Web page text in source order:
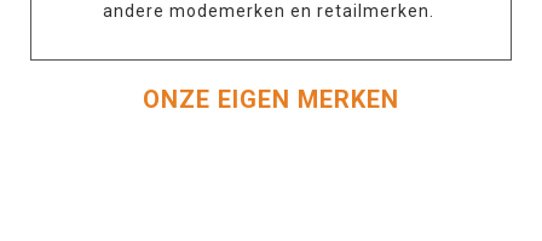
andere modemerken en retailmerken.
ONZE EIGEN MERKEN